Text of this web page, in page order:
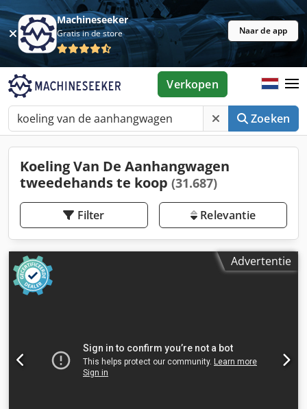
Machineseeker
Gratis in de store Naar de app
Zoeken
Verkopen
Koeling Van De Aanhangwagen
tweedehands te koop (31.687)
Filter Relevantie
Advertentie